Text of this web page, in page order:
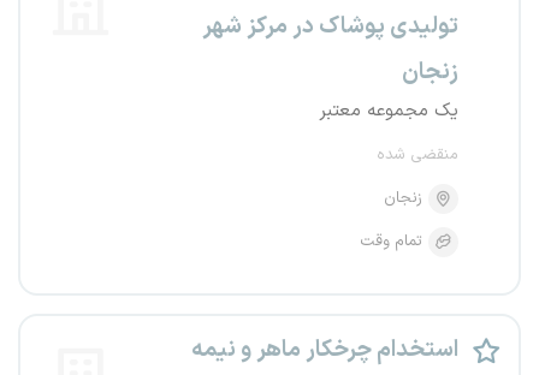
تولیدی پوشاک در مرکز شهر
زنجان
یک مجموعه معتبر
منقضی شده
زنجان
تمام وقت
استخدام چرخکار ماهر و نیمه